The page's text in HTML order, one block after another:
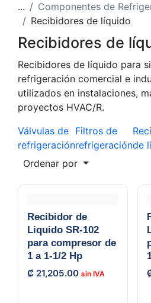
...
Componentes de
Recibidores de líquido
Recibidores de
Recibidores de líquido para
refrigeración comercial e
utilizados en instalaciones,
proyectos HVAC/R.
Válvulas de
refrigeración
Filtros de
refrigeraciónde
Ordenar por
Recibidor de
Liquido SR-102
para compresor de
1 a 1-1/2 Hp
₡ 21,205.00